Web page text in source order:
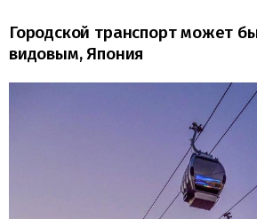
Городской транспорт может
видовым, Япония